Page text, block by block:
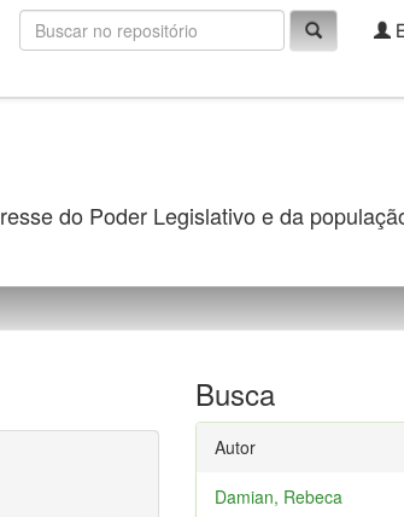
do Poder Legislativo e da
Busca
Autor
Damian, Rebeca